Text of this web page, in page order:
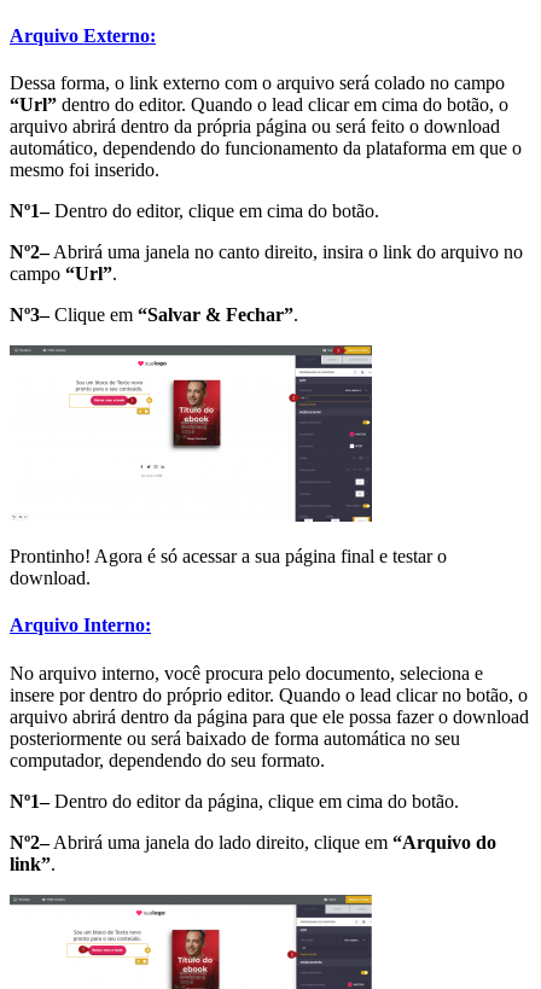
Arquivo Externo:
Dessa forma, o link externo com o arquivo será colado no campo
“Url” dentro do editor. Quando o lead clicar em cima do botão, o
arquivo abrirá dentro da própria página ou será feito o download
automático, dependendo do funcionamento da plataforma em que o
mesmo foi inserido.
Nº1–Dentro do editor, clique em cima do botão.
Nº2–Abrirá uma janela no canto direito, insira o link do arquivo no
campo “Url”.
Nº3–Clique em “Salvar & Fechar”.
Prontinho! Agora é só acessar a sua página final e testar o
download.
Arquivo Interno:
No arquivo interno, você procura pelo documento, seleciona e
insere por dentro do próprio editor. Quando o lead clicar no botão, o
arquivo abrirá dentro da página para que ele possa fazer o download
posteriormente ou será baixado de forma automática no seu
computador, dependendo do seu formato.
Nº1–Dentro do editor da página, clique em cima do botão.
Nº2–Abrirá uma janela do lado direito, clique em “Arquivo do
link”.